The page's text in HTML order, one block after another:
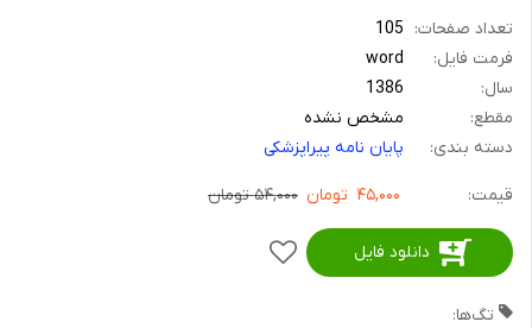
تعداد صفحات: 105
فرمت فایل:
word
سال:
1386
مقطع:
مشخص نشده
دسته بندی:
پایان نامه پیراپزشکی
قیمت: ۴۵,۰۰۰ تومان ۵۴,۰۰۰ تومان
دانلود فایل
تگ‌ها: